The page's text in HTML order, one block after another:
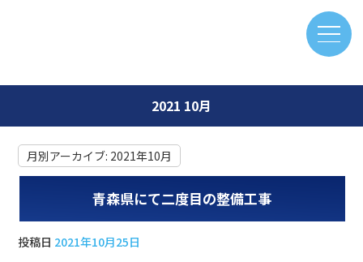
2021 10月
月別アーカイブ: 2021年10月
青森県にて二度目の整備工事
投稿日 2021年10月25日